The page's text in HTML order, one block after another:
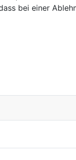
bei einer